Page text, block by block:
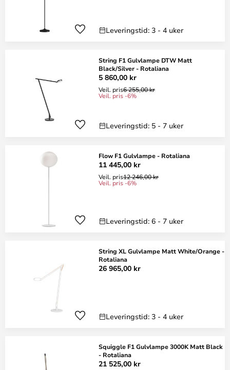
Leveringstid: 3 - 4 uker
String F1 Gulvlampe DTW Matt
Black/Silver - Rotaliana
5 860,00 kr
Veil. pris6 255,00 kr
Veil. pris -6%
Leveringstid: 5 - 7 uker
Flow F1 Gulvlampe - Rotaliana
11 445,00 kr
Veil. pris12 246,00 kr
Veil. pris -6%
Leveringstid: 6 - 7 uker
String XL Gulvlampe Matt White/Orange -
Rotaliana
26 965,00 kr
Leveringstid: 3 - 4 uker
Squiggle F1 Gulvlampe 3000K Matt Black
- Rotaliana
21 525,00 kr